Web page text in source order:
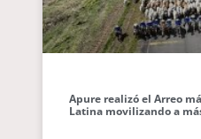
Apure realizó el Arreo
Latina movilizando a